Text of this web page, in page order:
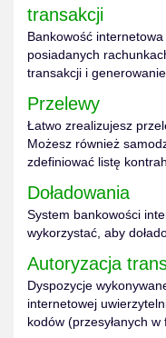
transakcji
Bankowość
posiadanych
transakcji i
Przelewy
Łatwo zrealizujesz
Możesz również
zdefiniować listę
Doładowania
System bankowości
wykorzystać, aby
Autoryzacja
Dyspozycje
internetowej
kodów (przesyłanych